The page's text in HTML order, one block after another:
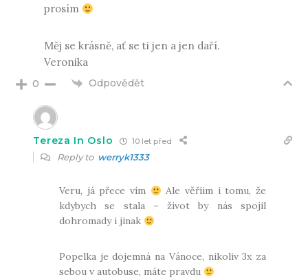
prosím
Měj se krásně, ať se ti jen a jen daří.
Veronika
0 Odpovědět
Tereza In Oslo 10 let před
Reply to werryk1333
Veru, já přece vím
Ale věříim i tomu, že
kdybych se stala – život by nás spojil
dohromady i jinak
Popelka je dojemná na Vánoce, nikoliv 3x za
sebou v autobuse, máte pravdu